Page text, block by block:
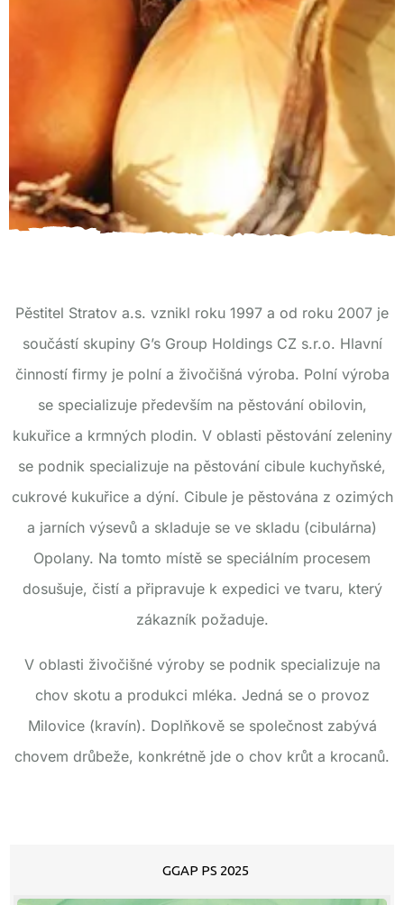
Pěstitel Stratov a.s. vznikl roku 1997 a od roku 2007 je
součástí skupiny G’s Group Holdings CZ s.r.o. Hlavní
činností firmy je polní a živočišná výroba. Polní výroba
se specializuje především na pěstování obilovin,
kukuřice a krmných plodin. V oblasti pěstování zeleniny
se podnik specializuje na pěstování cibule kuchyňské,
cukrové kukuřice a dýní. Cibule je pěstována z ozimých
a jarních výsevů a skladuje se ve skladu (cibulárna)
Opolany. Na tomto místě se speciálním procesem
dosušuje, čistí a připravuje k expedici ve tvaru, který
zákazník požaduje.
V oblasti živočišné výroby se podnik specializuje na
chov skotu a produkci mléka. Jedná se o provoz
Milovice (kravín). Doplňkově se společnost zabývá
chovem drůbeže, konkrétně jde o chov krůt a krocanů.
GGAP PS 2025